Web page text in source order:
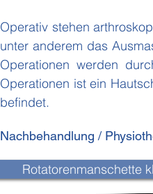
Operativ stehen
unter anderem das
Operationen werden
Operationen ist ein
befindet.
Nachbehandlung /
Rotatorenmanschette